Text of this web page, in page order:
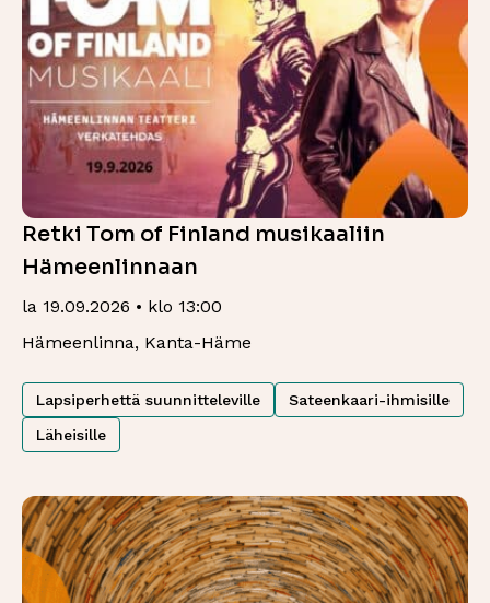
Retki Tom of Finland musikaaliin
Hämeenlinnaan
la 19.09.2026 • klo 13:00
Hämeenlinna, Kanta-Häme
Lapsiperhettä suunnitteleville
Sateenkaari-ihmisille
Läheisille